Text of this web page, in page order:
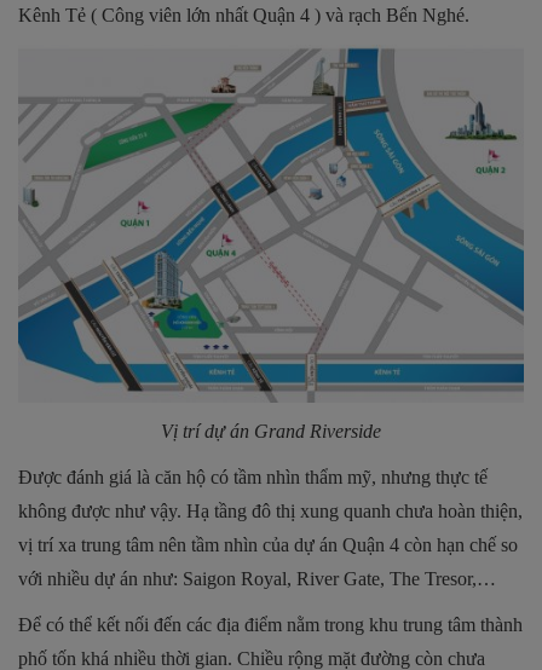
Kênh Tẻ ( Công viên lớn nhất Quận 4 ) và rạch Bến Nghé.
Vị trí dự án Grand Riverside
Được đánh giá là căn hộ có tầm nhìn thẩm mỹ, nhưng thực tế
không được như vậy. Hạ tầng đô thị xung quanh chưa hoàn thiện,
vị trí xa trung tâm nên tầm nhìn của dự án Quận 4 còn hạn chế so
với nhiều dự án như: Saigon Royal, River Gate, The Tresor,…
Để có thể kết nối đến các địa điểm nằm trong khu trung tâm thành
phố tốn khá nhiều thời gian. Chiều rộng mặt đường còn chưa